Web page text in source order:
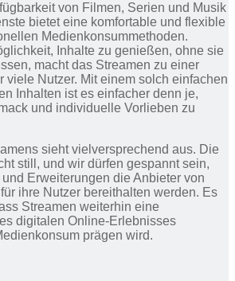
von Filmen, Serien und Musik
bietet eine komfortable und flexible
Medienkonsummethoden.
Inhalte zu genießen, ohne sie
macht das Streamen zu einer
viele Nutzer. Mit einem solch einfachen
Inhalten ist es einfacher denn je,
und individuelle Vorlieben zu
sieht vielversprechend aus. Die
still, und wir dürfen gespannt sein,
Erweiterungen die Anbieter von
ihre Nutzer bereithalten werden. Es
Streamen weiterhin eine
digitalen Online-Erlebnisses
prägen wird.